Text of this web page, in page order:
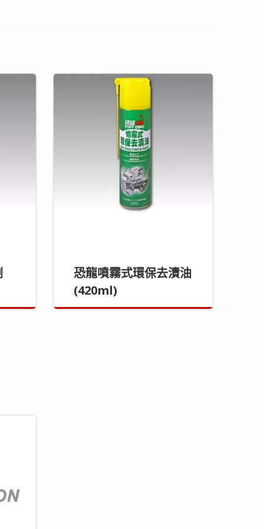
恐龍噴霧式環保去漬油
(420ml)